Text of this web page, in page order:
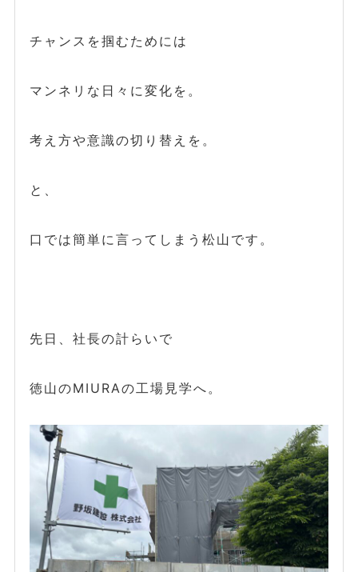
チャンスを掴むためには
マンネリな日々に変化を。
考え方や意識の切り替えを。
と、
口では簡単に言ってしまう松山です。
先日、社長の計らいで
徳山のMIURAの工場見学へ。